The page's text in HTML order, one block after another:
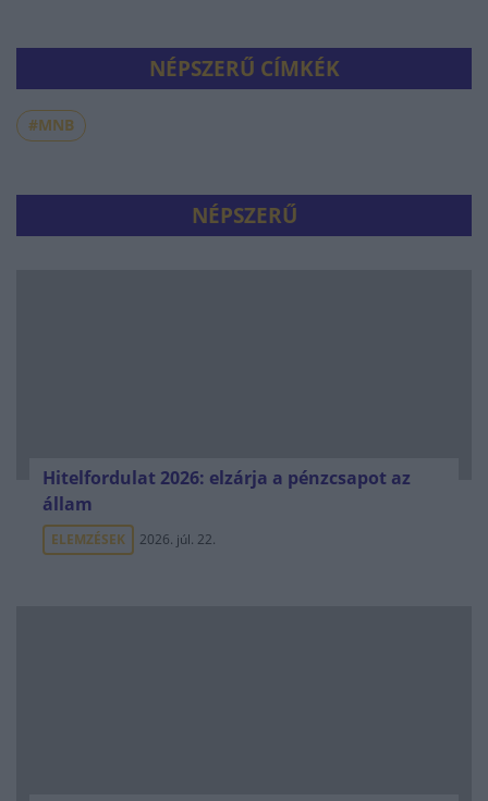
NÉPSZERŰ CÍMKÉK
#MNB
NÉPSZERŰ
Hitelfordulat 2026: elzárja a pénzcsapot az
állam
ELEMZÉSEK 2026. júl. 22.